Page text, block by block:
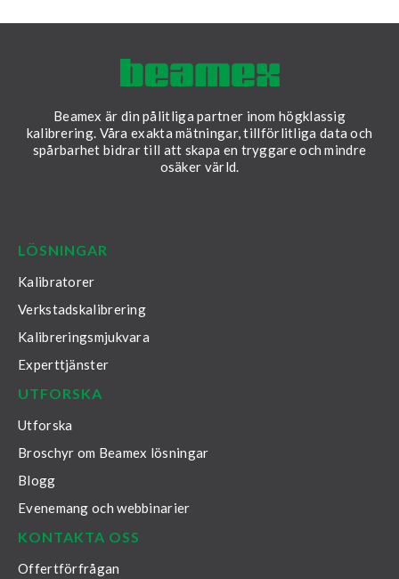
Beamex är din pålitliga partner inom högklassig
kalibrering. Våra exakta mätningar, tillförlitliga data och
spårbarhet bidrar till att skapa en tryggare och mindre
osäker värld.
LÖSNINGAR
Kalibratorer
Verkstadskalibrering
Kalibreringsmjukvara
Experttjänster
UTFORSKA
Utforska
Broschyr om Beamex lösningar
Blogg
Evenemang och webbinarier
KONTAKTA OSS
Offertförfrågan